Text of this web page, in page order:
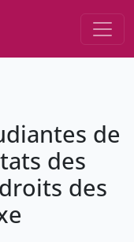
de
des
des